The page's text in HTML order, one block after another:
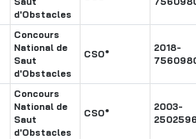
d'Obstacles
Concours
National de
Saut
d'Obstacles
CSO*
2018-
Concours
National de
Saut
d'Obstacles
CSO*
2003-